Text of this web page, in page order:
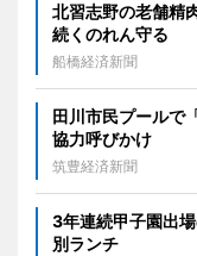
北習志野の老舗精
続くのれん守る
船橋経済新聞
田川市民プールで
協力呼びかけ
筑豊経済新聞
3年連続甲子園出
別ランチ